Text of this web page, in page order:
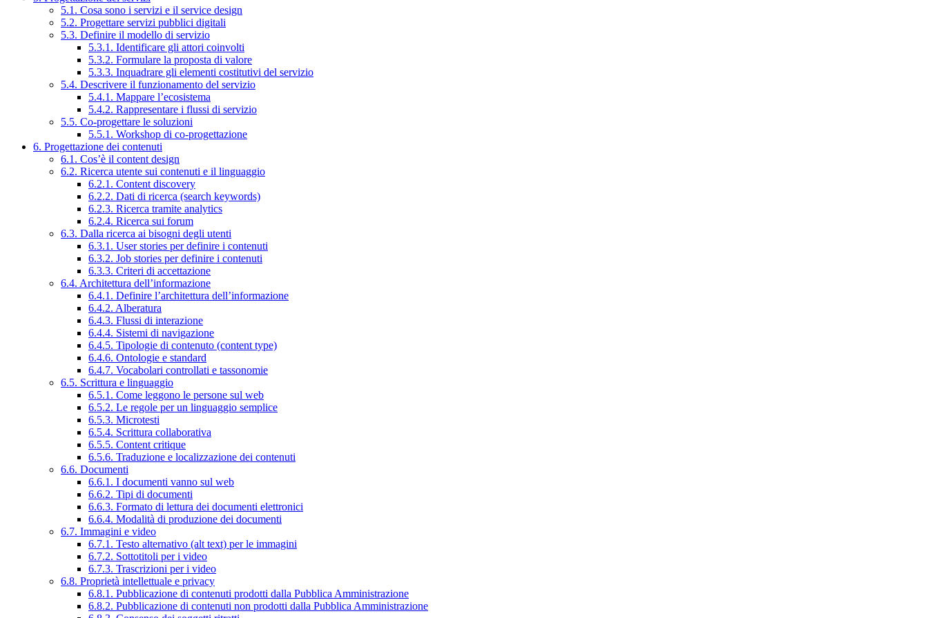
5.1. Cosa sono i servizi e il service design
5.2. Progettare servizi pubblici digitali
5.3. Definire il modello di servizio
5.3.1. Identificare gli attori coinvolti
5.3.2. Formulare la proposta di valore
5.3.3. Inquadrare gli elementi costitutivi del servizio
5.4. Descrivere il funzionamento del servizio
5.4.1. Mappare l’ecosistema
5.4.2. Rappresentare i flussi di servizio
5.5. Co-progettare le soluzioni
5.5.1. Workshop di co-progettazione
6. Progettazione dei contenuti
6.1. Cos’è il content design
6.2. Ricerca utente sui contenuti e il linguaggio
6.2.1. Content discovery
6.2.2. Dati di ricerca (search keywords)
6.2.3. Ricerca tramite analytics
6.2.4. Ricerca sui forum
6.3. Dalla ricerca ai bisogni degli utenti
6.3.1. User stories per definire i contenuti
6.3.2. Job stories per definire i contenuti
6.3.3. Criteri di accettazione
6.4. Architettura dell’informazione
6.4.1. Definire l’architettura dell’informazione
6.4.2. Alberatura
6.4.3. Flussi di interazione
6.4.4. Sistemi di navigazione
6.4.5. Tipologie di contenuto (content type)
6.4.6. Ontologie e standard
6.4.7. Vocabolari controllati e tassonomie
6.5. Scrittura e linguaggio
6.5.1. Come leggono le persone sul web
6.5.2. Le regole per un linguaggio semplice
6.5.3. Microtesti
6.5.4. Scrittura collaborativa
6.5.5. Content critique
6.5.6. Traduzione e localizzazione dei contenuti
6.6. Documenti
6.6.1. I documenti vanno sul web
6.6.2. Tipi di documenti
6.6.3. Formato di lettura dei documenti elettronici
6.6.4. Modalità di produzione dei documenti
6.7. Immagini e video
6.7.1. Testo alternativo (alt text) per le immagini
6.7.2. Sottotitoli per i video
6.7.3. Trascrizioni per i video
6.8. Proprietà intellettuale e privacy
6.8.1. Pubblicazione di contenuti prodotti dalla Pubblica Amministrazione
6.8.2. Pubblicazione di contenuti non prodotti dalla Pubblica Amministrazione